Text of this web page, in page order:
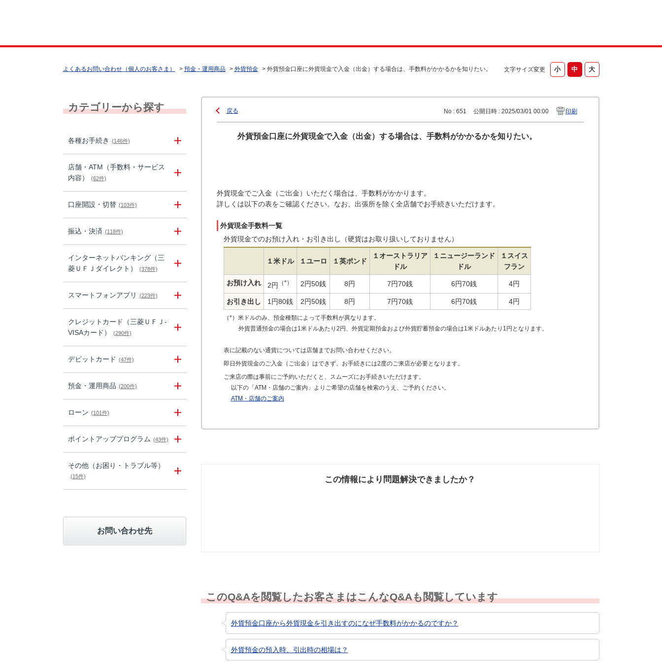
文字サイズ変更
よくあるお問い合わせ（個人のお客さま） > 預金・運用商品 > 外貨預金 > 外貨預金口座に外貨現金で入金（出金）する場合は、手数料がかかるかを知りたい。
カテゴリーから探す
各種お手続き (146件)
店舗・ATM（手数料・サービス
内容）
(62件)
口座開設・切替 (103件)
振込・決済 (118件)
インターネットバンキング（三
菱ＵＦＪダイレクト）
(378件)
スマートフォンアプリ (223件)
クレジットカード（三菱ＵＦＪ-
VISAカード）
(290件)
デビットカード (47件)
預金・運用商品 (200件)
ローン (101件)
ポイントアッププログラム (43件)
その他（お困り・トラブル等）
(15件)
お問い合わせ先
戻る No : 651 公開日時 : 2025/03/01 00:00 印刷
外貨預金口座に外貨現金で入金（出金）する場合は、手数料がかかるかを知りたい。
外貨現金でご入金（ご出金）いただく場合は、手数料がかかります。
詳しくは以下の表をご確認ください。なお、出張所を除く全店舗でお手続きいただけます。
外貨現金手数料一覧
外貨現金でのお預け入れ・お引き出し（硬貨はお取り扱いしておりません）
１米ドル １ユーロ １英ポンド
１オーストラリア
ドル
１ニュージーランド
ドル
１スイス
フラン
お預け入れ 2円 （*） 2円50銭 8円 7円70銭 6円70銭 4円
お引き出し 1円80銭 2円50銭 8円 7円70銭 6円70銭 4円
（*）米ドルのみ、預金種類によって手数料が異なります。
外貨普通預金の場合は1米ドルあたり2円、外貨定期預金および外貨貯蓄預金の場合は1米ドルあたり1円となります。
表に記載のない通貨については店舗までお問い合わせください。
即日外貨現金のご入金（ご出金）はできず、お手続きには2度のご来店が必要となります。
ご来店の際は事前にご予約いただくと、スムーズにお手続きいただけます。
以下の「ATM・店舗のご案内」よりご希望の店舗を検索のうえ、ご予約ください。
ATM・店舗のご案内
この情報により問題解決できましたか？
このQ&Aを閲覧したお客さまはこんなQ&Aも閲覧しています
外貨預金口座から外貨現金を引き出すのになぜ手数料がかかるのですか？
外貨預金の預入時、引出時の相場は？